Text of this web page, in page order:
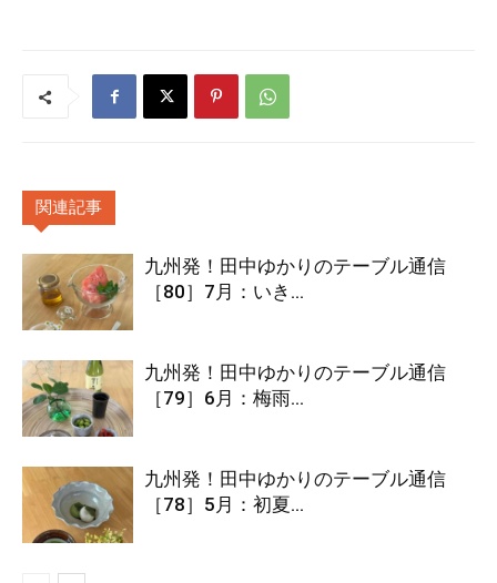
関連記事
九州発！田中ゆかりのテーブル通信
［80］7月：いき...
九州発！田中ゆかりのテーブル通信
［79］6月：梅雨...
九州発！田中ゆかりのテーブル通信
［78］5月：初夏...